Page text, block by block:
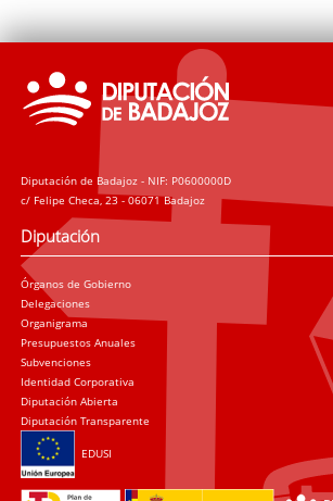
Diputación de Badajoz - NIF: P0600000D
c/ Felipe Checa, 23 - 06071 Badajoz
Diputación
Órganos de Gobierno
Delegaciones
Organigrama
Presupuestos Anuales
Subvenciones
Identidad Corporativa
Diputación Abierta
Diputación Transparente
EDUSI